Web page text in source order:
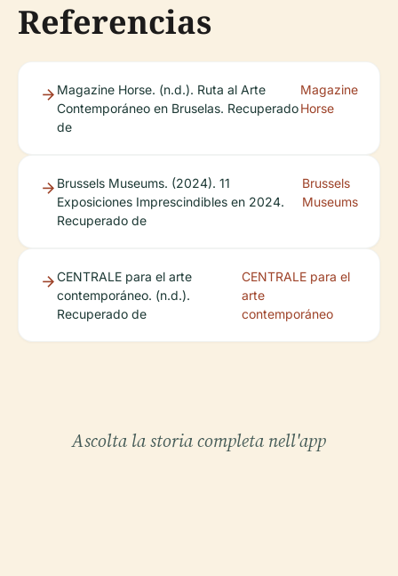
Referencias
Magazine Horse. (n.d.). Ruta al Arte
Contemporáneo en Bruselas. Recuperado
de
Magazine
Horse
Brussels Museums. (2024). 11
Exposiciones Imprescindibles en 2024.
Recuperado de
Brussels
Museums
CENTRALE para el arte
contemporáneo. (n.d.).
Recuperado de
CENTRALE para el
arte
contemporáneo
Ascolta la storia completa nell'app